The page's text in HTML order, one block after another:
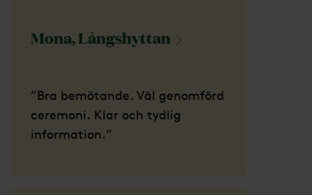
Mona,Långshyttan
”Bra bemötande. Väl genomförd
ceremoni. Klar och tydlig
information.”